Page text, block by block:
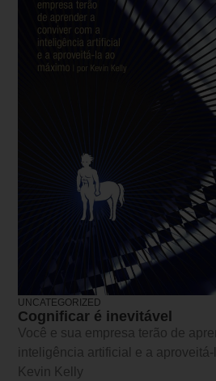
UNCATEGORIZED
Cognificar é inevitável
Você e sua empresa terão de
inteligência artificial e a
Kevin Kelly